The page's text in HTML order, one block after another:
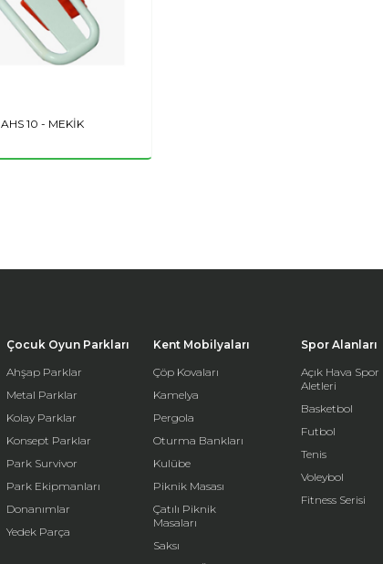
AHS 10 - MEKİK
Çocuk Oyun Parkları
Ahşap Parklar
Metal Parklar
Kolay Parklar
Konsept Parklar
Park Survivor
Park Ekipmanları
Donanımlar
Yedek Parça
Kent Mobilyaları
Çöp Kovaları
Kamelya
Pergola
Oturma Bankları
Kulübe
Piknik Masası
Çatılı Piknik
Masaları
Saksı
Spor Alanları
Açık Hava Spor
Aletleri
Basketbol
Futbol
Tenis
Voleybol
Fitness Serisi